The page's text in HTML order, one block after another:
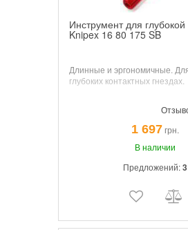
Инструмент для глубокой
Knipex 16 80 175 SB
Длинные и эргономичные.
глубоких контактных гнездах.
1 697грн.
В наличии
Предложений:3